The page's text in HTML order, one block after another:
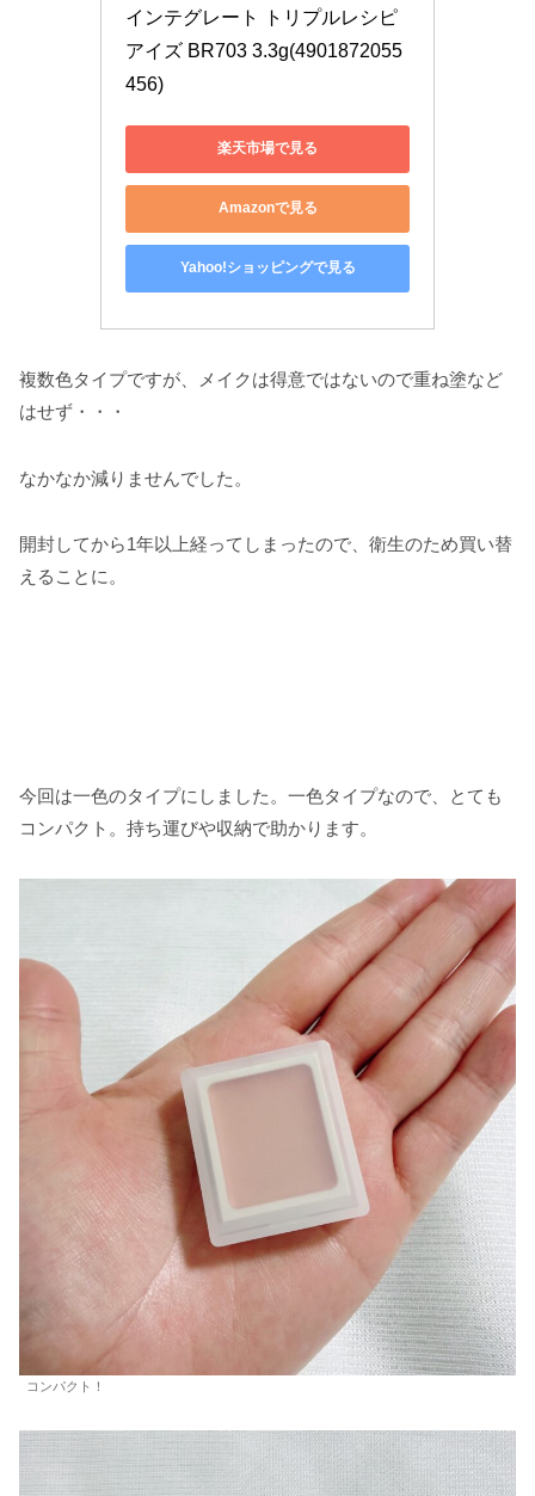
インテグレート トリプルレシピ
アイズ BR703 3.3g(4901872055
456)
楽天市場で見る
Amazonで見る
Yahoo!ショッピングで見る
複数色タイプですが、メイクは得意ではないので重ね塗など
はせず・・・
なかなか減りませんでした。
開封してから1年以上経ってしまったので、衛生のため買い替
えることに。
今回は一色のタイプにしました。一色タイプなので、とても
コンパクト。持ち運びや収納で助かります。
コンパクト！